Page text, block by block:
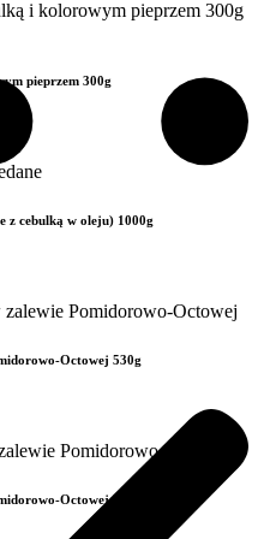
pieprzem 300g
z cebulką w oleju) 1000g
Octowej 530g
Octowej 530g (Kopia)